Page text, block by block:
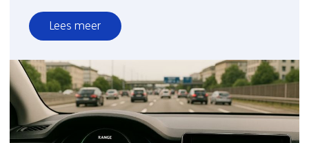
Lees meer
over
Betrouwbare
monitoring
van
de
batterijconditie